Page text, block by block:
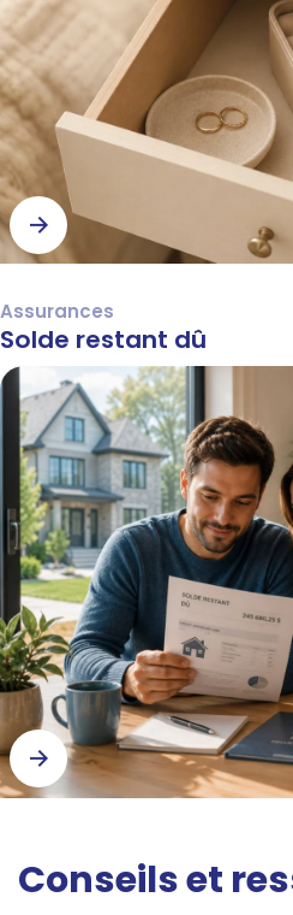
Assurances
Solde restant dû
Conseils et